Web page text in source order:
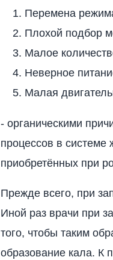
Перемена
Плохой подбор
Малое
Неверное
Малая
- органическими
процессов в системе
приобретённых при
Прежде всего, при
Иной раз врачи при
того, чтобы таким
образование кала. К